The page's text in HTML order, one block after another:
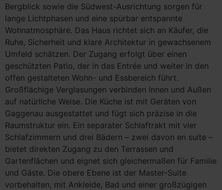
Bergblick sowie die Südwest-Ausrichtung sorgen für
lange Lichtphasen und eine spürbar entspannte
Wohnatmosphäre. Das Haus richtet sich an Käufer, die
Ruhe, Sicherheit und klare Architektur in gewachsenem
Umfeld schätzen. Der Zugang erfolgt über einen
geschützten Patio, der in das Entrée und weiter in den
offen gestalteten Wohn- und Essbereich führt.
Großflächige Verglasungen verbinden Innen und Außen
auf natürliche Weise. Die Küche ist mit Geräten von
Gaggenau ausgestattet und fügt sich präzise in die
Raumstruktur ein. Ein separater Schlaftrakt mit vier
Schlafzimmern und drei Bädern – zwei davon en suite –
bietet direkten Zugang zu den Terrassen und
Gartenflächen und eignet sich gleichermaßen für Familie
und Gäste. Die obere Ebene ist der Master-Suite
vorbehalten, mit Ankleide, Bad und einer großzügigen